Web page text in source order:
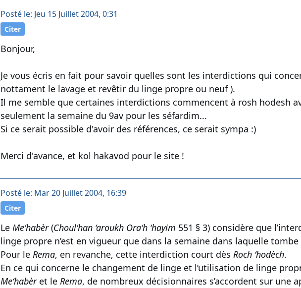
Posté le: Jeu 15 Juillet 2004, 0:31
Citer
Bonjour,
Je vous écris en fait pour savoir quelles sont les interdictions qui
nottament le lavage et revêtir du linge propre ou neuf ).
Il me semble que certaines interdictions commencent à rosh hodesh
seulement la semaine du 9av pour les séfardim...
Si ce serait possible d'avoir des références, ce serait sympa :)
Merci d'avance, et kol hakavod pour le site !
Posté le: Mar 20 Juillet 2004, 16:39
Citer
Le Me‘habèr(Choul‘han ‘aroukh Ora‘h ‘hayim 551 § 3) considère que
linge propre n’est en vigueur que dans la semaine dans laquelle tombe
Pour le Rema, en revanche, cette interdiction court dès Roch ‘hodèch.
En ce qui concerne le changement de linge et l’utilisation de linge
Me‘habèret le Rema, de nombreux décisionnaires s’accordent sur une